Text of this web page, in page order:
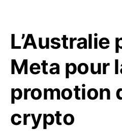
Meta pour
promotion
crypto